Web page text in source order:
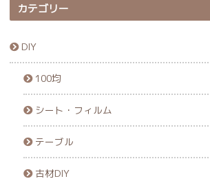
カテゴリー
DIY
100均
シート・フィルム
テーブル
古材DIY